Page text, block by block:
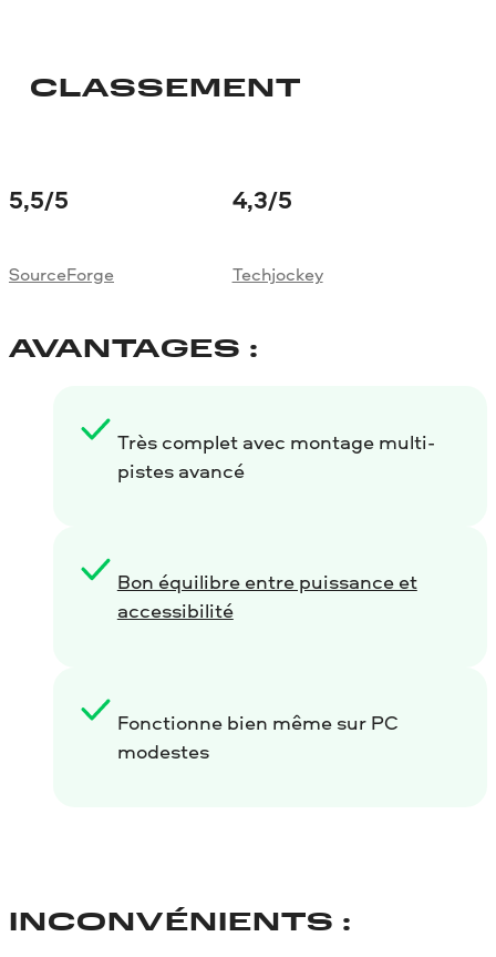
CLASSEMENT
5,5/5
SourceForge
4,3/5
Techjockey
AVANTAGES :
Très complet avec montage multi-
pistes avancé
Bon équilibre entre puissance et
accessibilité
Fonctionne bien même sur PC
modestes
INCONVÉNIENTS :